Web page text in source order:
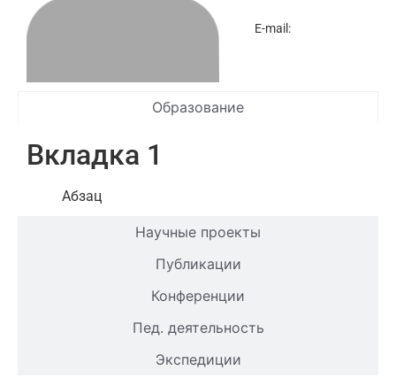
E-mail:
Образование
Научные проекты
Публикации
Конференции
Пед. деятельность
Экспедиции
Вкладка 1
Абзац